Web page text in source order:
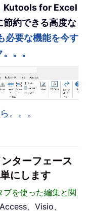
Kutools for Excel
節約できる高度な
必要な機能を今す
。。
。。。
ターフェース
にします
を使った編集と閲
、Visio、